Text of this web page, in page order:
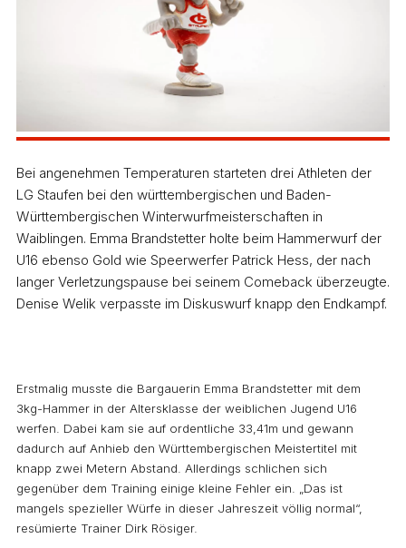
Bei angenehmen Temperaturen starteten drei Athleten der
LG Staufen bei den württembergischen und Baden-
Württembergischen Winterwurfmeisterschaften in
Waiblingen. Emma Brandstetter holte beim Hammerwurf der
U16 ebenso Gold wie Speerwerfer Patrick Hess, der nach
langer Verletzungspause bei seinem Comeback überzeugte.
Denise Welik verpasste im Diskuswurf knapp den Endkampf.
Erstmalig musste die Bargauerin Emma Brandstetter mit dem
3kg-Hammer in der Altersklasse der weiblichen Jugend U16
werfen. Dabei kam sie auf ordentliche 33,41m und gewann
dadurch auf Anhieb den Württembergischen Meistertitel mit
knapp zwei Metern Abstand. Allerdings schlichen sich
gegenüber dem Training einige kleine Fehler ein. „Das ist
mangels spezieller Würfe in dieser Jahreszeit völlig normal“,
resümierte Trainer Dirk Rösiger.